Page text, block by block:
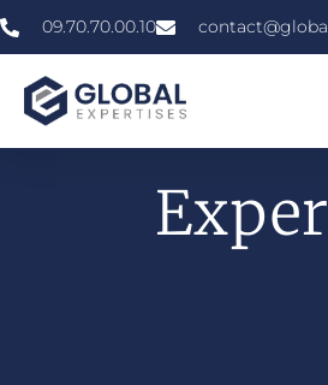
09.70.70.00.10
»»»Expertise Immobilière À